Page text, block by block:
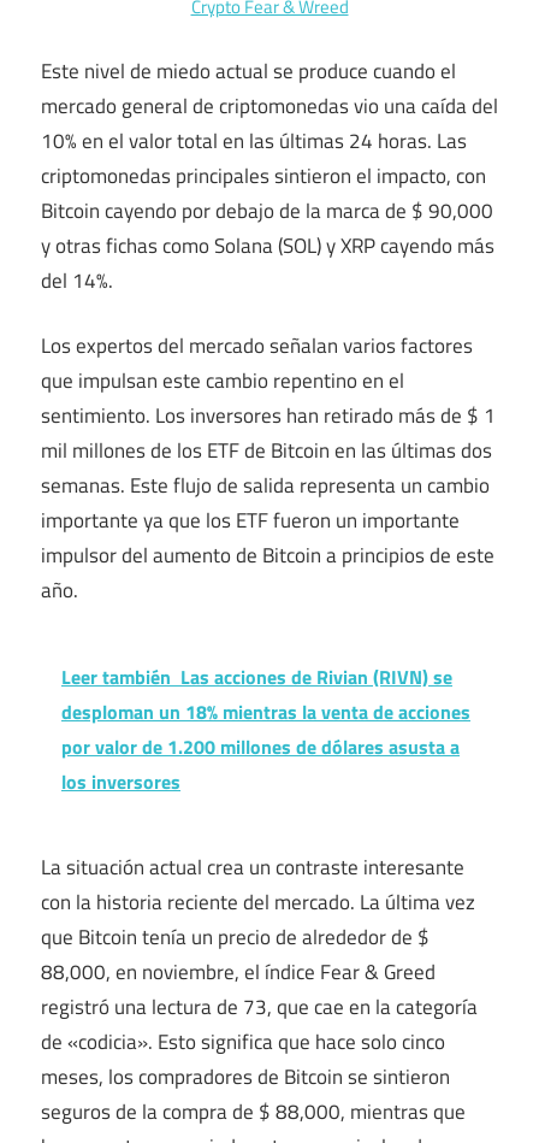
Crypto Fear & Wreed
Este nivel de miedo actual se produce cuando el
mercado general de criptomonedas vio una caída del
10% en el valor total en las últimas 24 horas. Las
criptomonedas principales sintieron el impacto, con
Bitcoin cayendo por debajo de la marca de $ 90,000
y otras fichas como Solana (SOL) y XRP cayendo más
del 14%.
Los expertos del mercado señalan varios factores
que impulsan este cambio repentino en el
sentimiento. Los inversores han retirado más de $ 1
mil millones de los ETF de Bitcoin en las últimas dos
semanas. Este flujo de salida representa un cambio
importante ya que los ETF fueron un importante
impulsor del aumento de Bitcoin a principios de este
año.
Leer también Las acciones de Rivian (RIVN) se
desploman un 18% mientras la venta de acciones
por valor de 1.200 millones de dólares asusta a
los inversores
La situación actual crea un contraste interesante
con la historia reciente del mercado. La última vez
que Bitcoin tenía un precio de alrededor de $
88,000, en noviembre, el índice Fear & Greed
registró una lectura de 73, que cae en la categoría
de «codicia». Esto significa que hace solo cinco
meses, los compradores de Bitcoin se sintieron
seguros de la compra de $ 88,000, mientras que